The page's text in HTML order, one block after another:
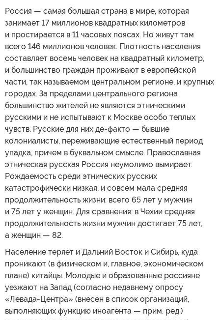
Россия — самая большая страна в мире, которая
занимает 17 миллионов квадратных километров
и простирается в 11 часовых поясах. Но живут там
всего 146 миллионов человек. Плотность населения
составляет восемь человек на квадратный километр,
и большинство граждан проживают в европейской
части, так называемом центральном регионе, и крупных
городах. За пределами центрального региона
большинство жителей не являются этническими
русскими и не испытывают к Москве особо теплых
чувств. Русские для них де-факто — бывшие
колониалисты, переживающие естественный период
упадка, причем в буквальном смысле. Православная
этническая русская Россия неумолимо вымирает.
Рождаемость среди этнических русских
катастрофически низкая, и совсем мала средняя
продолжительность жизни: всего 65 лет у мужчин
и 75 лет у женщин. Для сравнения: в Чехии средняя
продолжительность жизни мужчин достигает 75 лет,
а женщин — 82.
Население теряет и Дальний Восток и Сибирь, куда
проникают (в физическом и, главное, экономическом
плане) китайцы. Молодые и образованные россияне
уезжают на Запад (согласно недавнему опросу
«Левада-Центра» (внесен в список организаций,
выполняющих функцию иноагента — прим. ред.)